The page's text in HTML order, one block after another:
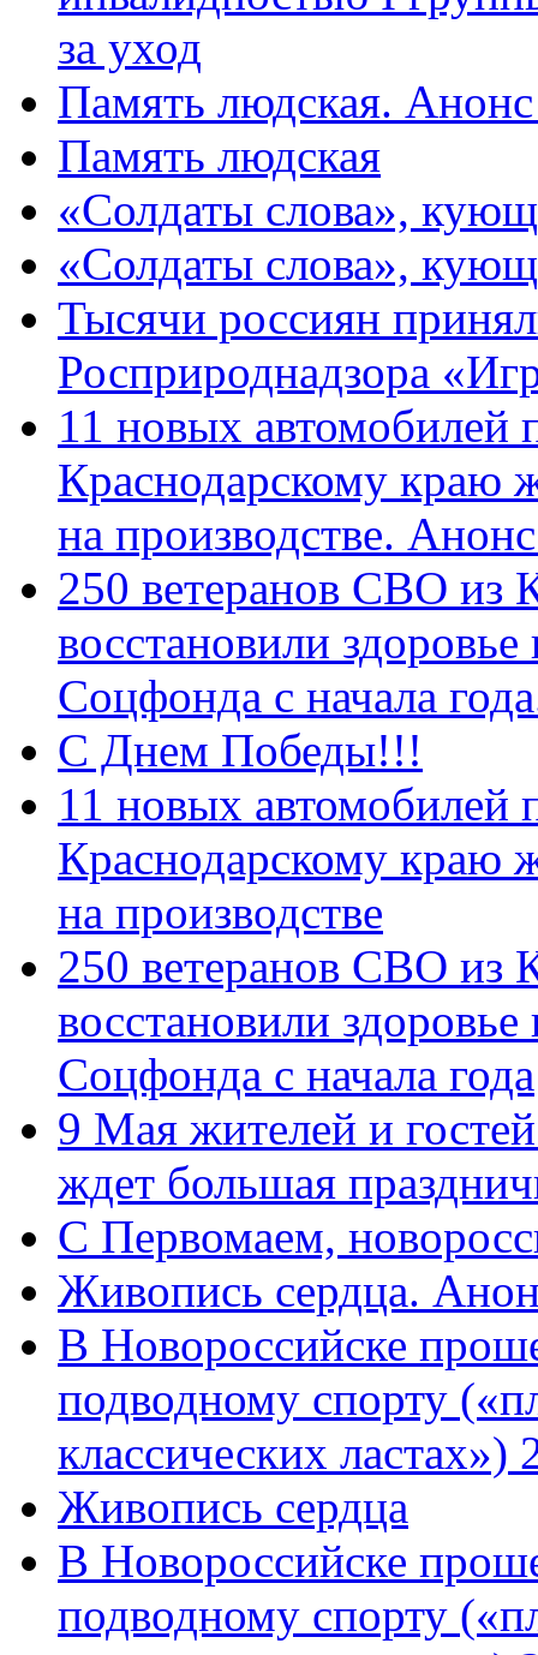
за уход
Память людская.
Память людская
«Солдаты слова»,
«Солдаты слова»,
Тысячи россиян
Росприроднадзора
11 новых автомобилей
Краснодарскому краю
на производстве.
250 ветеранов СВО из
восстановили
Соцфонда с начала
С Днем Победы!!!
11 новых автомобилей
Краснодарскому краю
на производстве
250 ветеранов СВО из
восстановили
Соцфонда с начала года
9 Мая жителей и
ждет большая
C Первомаем,
Живопись сердца.
В Новороссийске
подводному спорту
классических
Живопись сердца
В Новороссийске
подводному спорту